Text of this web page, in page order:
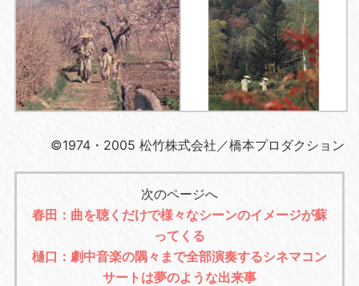
©1974・2005 松竹株式会社／橋本プロダクション
次のページへ
春田：曲を聴くだけで様々なシーンのイメージが蘇
ってくる
樋口：劇中音楽の隅々まで全部演奏するシネマコン
サートは夢のような出来事